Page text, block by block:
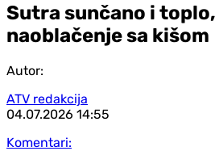
Sutra sunčano i
naoblačenje sa kišom
Autor:
ATV redakcija
04.07.2026 14:55
Komentari: